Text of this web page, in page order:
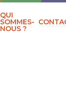
QUI
SOMMES-
NOUS ?